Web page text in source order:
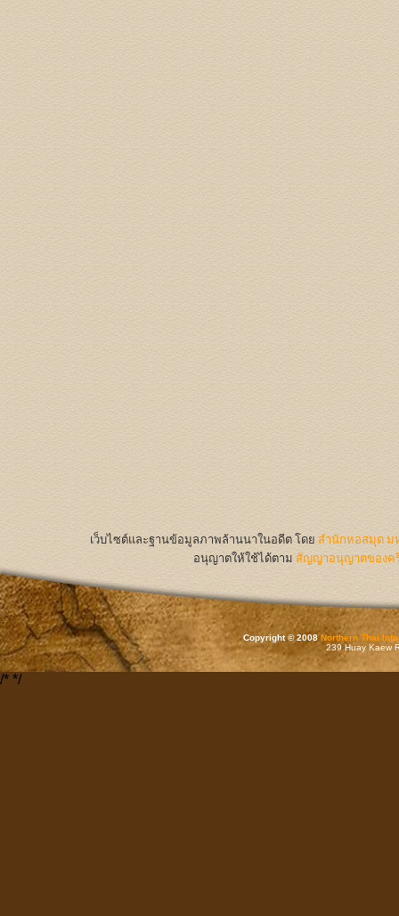
เว็บไซต์และฐานข้อมูลภาพล้านนาในอดีต โดย สำนักหอสมุด ม
อนุญาตให้ใช้ได้ตาม สัญญาอนุญาตของค
Copyright © 2008Northern Thai
239 Huay Kaew
/* */